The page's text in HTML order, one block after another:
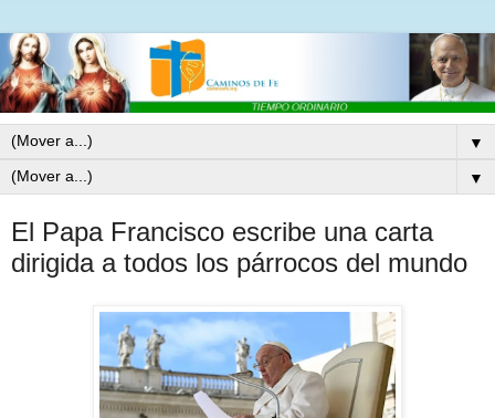
▼
▼
El Papa Francisco escribe una carta
dirigida a todos los párrocos del mundo